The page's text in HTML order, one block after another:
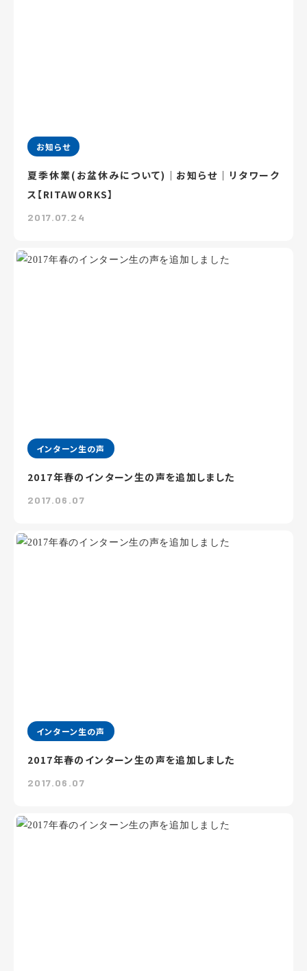
お知らせ
夏季休業(お盆休みについて)｜お知らせ｜リタワーク
ス【RITAWORKS】
2017.07.24
インターン生の声
2017年春のインターン生の声を追加しました
2017.06.07
インターン生の声
2017年春のインターン生の声を追加しました
2017.06.07